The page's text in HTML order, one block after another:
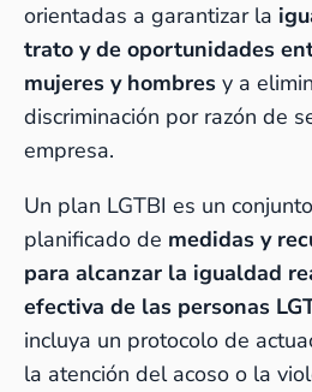
orientadas a garantizar la
trato y de oportunidades
mujeres y hombres y a
discriminación por razón de
empresa.
Un plan LGTBI es un conjunto
planificado de medidas y
para alcanzar la igualdad
efectiva de las personas
incluya un protocolo de
la atención del acoso o la